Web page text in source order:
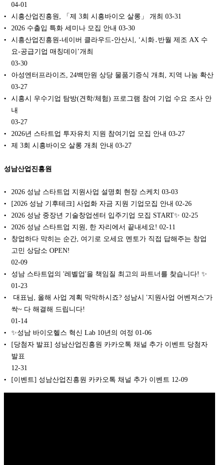
04-01
시흥산업진흥원, 「제 3회 시흥바이오 살롱」 개최 03-31
2026 수출입 특화 세미나 모집 안내 03-30
시흥산업진흥원-네이버 클라우드-안산시, ‘시화․반월 제조 AX 수
요-공급기업 매칭데이’개최
03-30
아성엔터프라이즈, 24백만원 상당 물품기증식 개최, 지역 나눔 확산
03-27
시흥시 우수기업 탐방(견학/체험) 프로그램 참여 기업 수요 조사 안
내
03-27
2026년 스타트업 투자유치 지원 참여기업 모집 안내 03-27
제 3회 시흥바이오 살롱 개최 안내 03-27
성남산업진흥원
2026 성남 스타트업 지원사업 설명회 현장 스케치 03-03
[2026 성남 기후테크] 사업화 자금 지원 기업모집 안내 02-26
2026 성남 중장년 기술창업센터 입주기업 모집 START✨ 02-25
2026 성남 스타트업 지원, 한 자리에서 끝내세요! 02-11
창업하다 막히는 순간, 여기로 오세요 멘토가 직접 답해주는 창업
고민 상담소 OPEN!
02-09
성남 스타트업의 '레벨업'을 책임질 최고의 파트너를 찾습니다! ✨
01-23
️ 대표님, 올해 사업 계획 막막하시죠? 성남시 '지원사업 어벤져스'가
싹~ 다 해결해 드립니다!
01-14
✨성남 바이오헬스 혁신 Lab 10년의 여정 01-06
[당첨자 발표] 성남산업진흥원 카카오톡 채널 추가 이벤트 당첨자
발표
12-31
[이벤트] 성남산업진흥원 카카오톡 채널 추가 이벤트 12-09